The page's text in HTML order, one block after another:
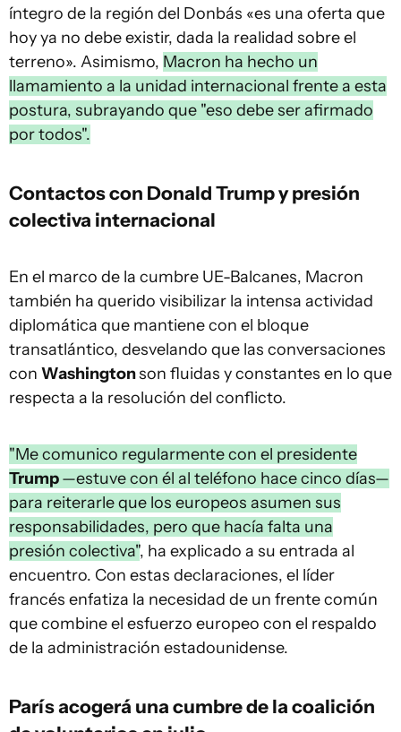
íntegro de la región del Donbás «es una oferta que
hoy ya no debe existir, dada la realidad sobre el
terreno». Asimismo, Macron ha hecho un
llamamiento a la unidad internacional frente a esta
postura, subrayando que "eso debe ser afirmado
por todos".
Contactos con Donald Trump y presión
colectiva internacional
En el marco de la cumbre UE-Balcanes, Macron
también ha querido visibilizar la intensa actividad
diplomática que mantiene con el bloque
transatlántico, desvelando que las conversaciones
con Washingtonson fluidas y constantes en lo que
respecta a la resolución del conflicto.
"Me comunico regularmente con el presidente
Trump—estuve con él al teléfono hace cinco días—
para reiterarle que los europeos asumen sus
responsabilidades, pero que hacía falta una
presión colectiva", ha explicado a su entrada al
encuentro. Con estas declaraciones, el líder
francés enfatiza la necesidad de un frente común
que combine el esfuerzo europeo con el respaldo
de la administración estadounidense.
París acogerá una cumbre de la coalición